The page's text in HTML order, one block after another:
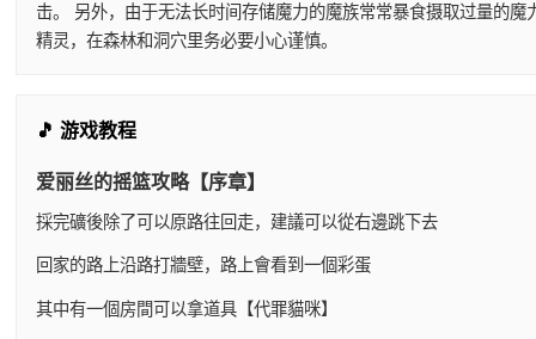
击。 另外，由于无法长时间存储魔力的魔族常常暴食摄取过量的
精灵，在森林和洞穴里务必要小心谨慎。
🎵 游戏教程
爱丽丝的摇篮攻略【序章】
採完礦後除了可以原路往回走，建議可以從右邊跳下去
回家的路上沿路打牆壁，路上會看到一個彩蛋
其中有一個房間可以拿道具【代罪貓咪】